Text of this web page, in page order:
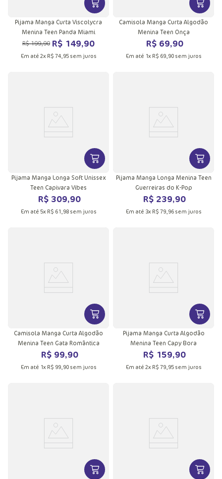
VER MAIS INFORMAÇÕES DO
Pijama Manga Curta Viscolycra
Menina Teen Panda Miami
R$199,90 R$ 149,90
Em até 2x R$ 74, 95sem juros
VER
Camisola Manga Curta Algodão
Menina Teen Onça
R$ 69,90
Em até 1x R$ 69, 90sem juros
VER MAIS INFORMAÇÕES DO
Pijama Manga Longa Soft Unissex
Teen Capivara Vibes
R$ 309,90
Em até 5x R$ 61 98sem juros
VER
Pijama Manga Longa Menina Teen
Guerreiras do K-Pop
R$ 239,90
Em até 3x R$ 79, 96sem juros
VER MAIS INFORMAÇÕES DO
Camisola Manga Curta Algodão
Menina Teen Gata Romântica
R$ 99,90
Em até 1x R$ 99, 90sem juros
VER
Pijama Manga Curta Algodão
Menina Teen Capy Bora
R$ 159,90
Em até 2x R$ 79, 95sem juros
VER MAIS INFORMAÇÕES DOVER